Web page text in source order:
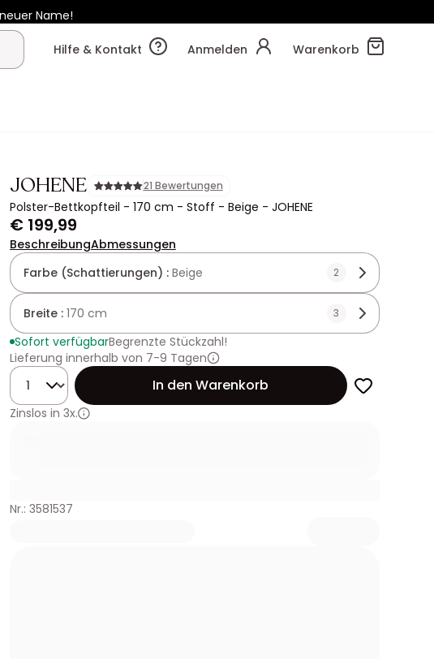
Name!
02t
Hilfe & Kontakt
Anmelden Warenkorb
JOHENE 21 Bewertungen
Polster-Bettkopfteil - 170 cm - Stoff - Beige - JOHENE
€ 199,99
BeschreibungAbmessungen
Farbe (Schattierungen) : Beige 2
Breite : 170 cm 3
Sofort verfügbarBegrenzte Stückzahl!
Lieferung innerhalb von 7-9 Tagen
Menge
In den Warenkorb
Zinslos in 3x.
Nr.: 3581537